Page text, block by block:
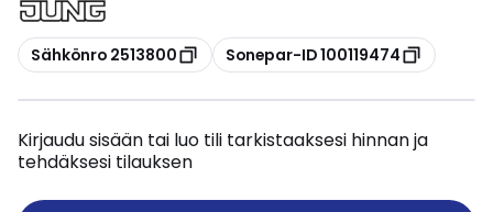
Kopioi
Sähkönro 2513800 Kopioi
Sonepar-ID 100119474
Kirjaudu sisään tai luo tili tarkistaaksesi hinnan ja
tehdäksesi tilauksen